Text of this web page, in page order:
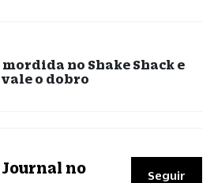
no Shake Shack e
o dobro
Journal no
Seguir